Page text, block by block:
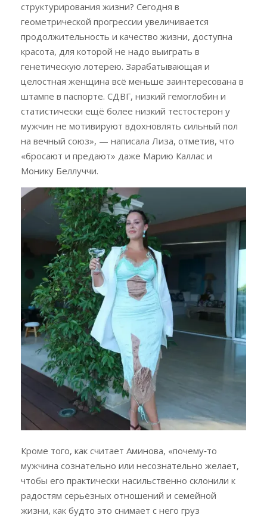
структурирования жизни? Сегодня в
геометрической прогрессии увеличивается
продолжительность и качество жизни, доступна
красота, для которой не надо выиграть в
генетическую лотерею. Зарабатывающая и
целостная женщина всё меньше заинтересована в
штампе в паспорте. СДВГ, низкий гемоглобин и
статистически ещё более низкий тестостерон у
мужчин не мотивируют вдохновлять сильный пол
на вечный союз», — написала Лиза, отметив, что
«бросают и предают» даже Марию Каллас и
Монику Беллуччи.
Кроме того, как считает Аминова, «почему‑то
мужчина сознательно или несознательно желает,
чтобы его практически насильственно склонили к
радостям серьёзных отношений и семейной
жизни, как будто это снимает с него груз